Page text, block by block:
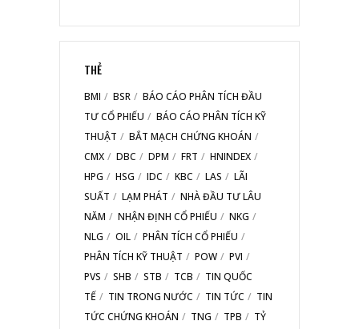
THẺ
BMI BSR
BÁO CÁO PHÂN TÍCH ĐẦU
TƯ CỔ PHIẾU
BÁO CÁO PHÂN TÍCH KỸ
THUẬT
BẮT MẠCH CHỨNG KHOÁN
CMX
DBC DPM FRT
HNINDEX
HPG
HSG IDC KBC LAS
LÃI
SUẤT
LẠM PHÁT
NHÀ ĐẦU TƯ LÂU
NĂM
NHẬN ĐỊNH CỔ PHIẾU
NKG
NLG
OIL
PHÂN TÍCH CỔ PHIẾU
PHÂN TÍCH KỸ THUẬT
POW
PVI
PVS
SHB STB TCB
TIN QUỐC
TẾ
TIN TRONG NƯỚC TIN TỨC
TIN
TỨC CHỨNG KHOÁN
TNG TPB TỶ